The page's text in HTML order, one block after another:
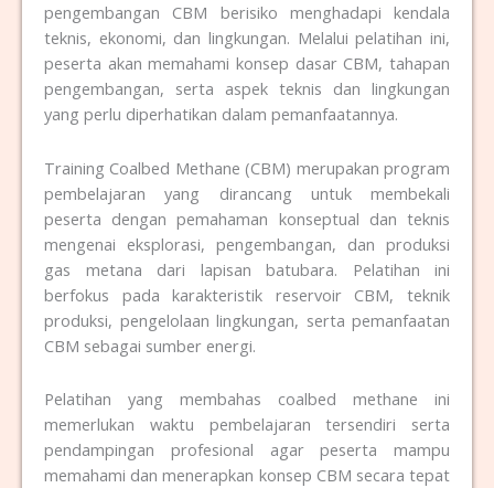
pengembangan CBM berisiko menghadapi kendala
teknis, ekonomi, dan lingkungan. Melalui pelatihan ini,
peserta akan memahami konsep dasar CBM, tahapan
pengembangan, serta aspek teknis dan lingkungan
yang perlu diperhatikan dalam pemanfaatannya.
Training Coalbed Methane (CBM) merupakan program
pembelajaran yang dirancang untuk membekali
peserta dengan pemahaman konseptual dan teknis
mengenai eksplorasi, pengembangan, dan produksi
gas metana dari lapisan batubara. Pelatihan ini
berfokus pada karakteristik reservoir CBM, teknik
produksi, pengelolaan lingkungan, serta pemanfaatan
CBM sebagai sumber energi.
Pelatihan yang membahas coalbed methane ini
memerlukan waktu pembelajaran tersendiri serta
pendampingan profesional agar peserta mampu
memahami dan menerapkan konsep CBM secara tepat